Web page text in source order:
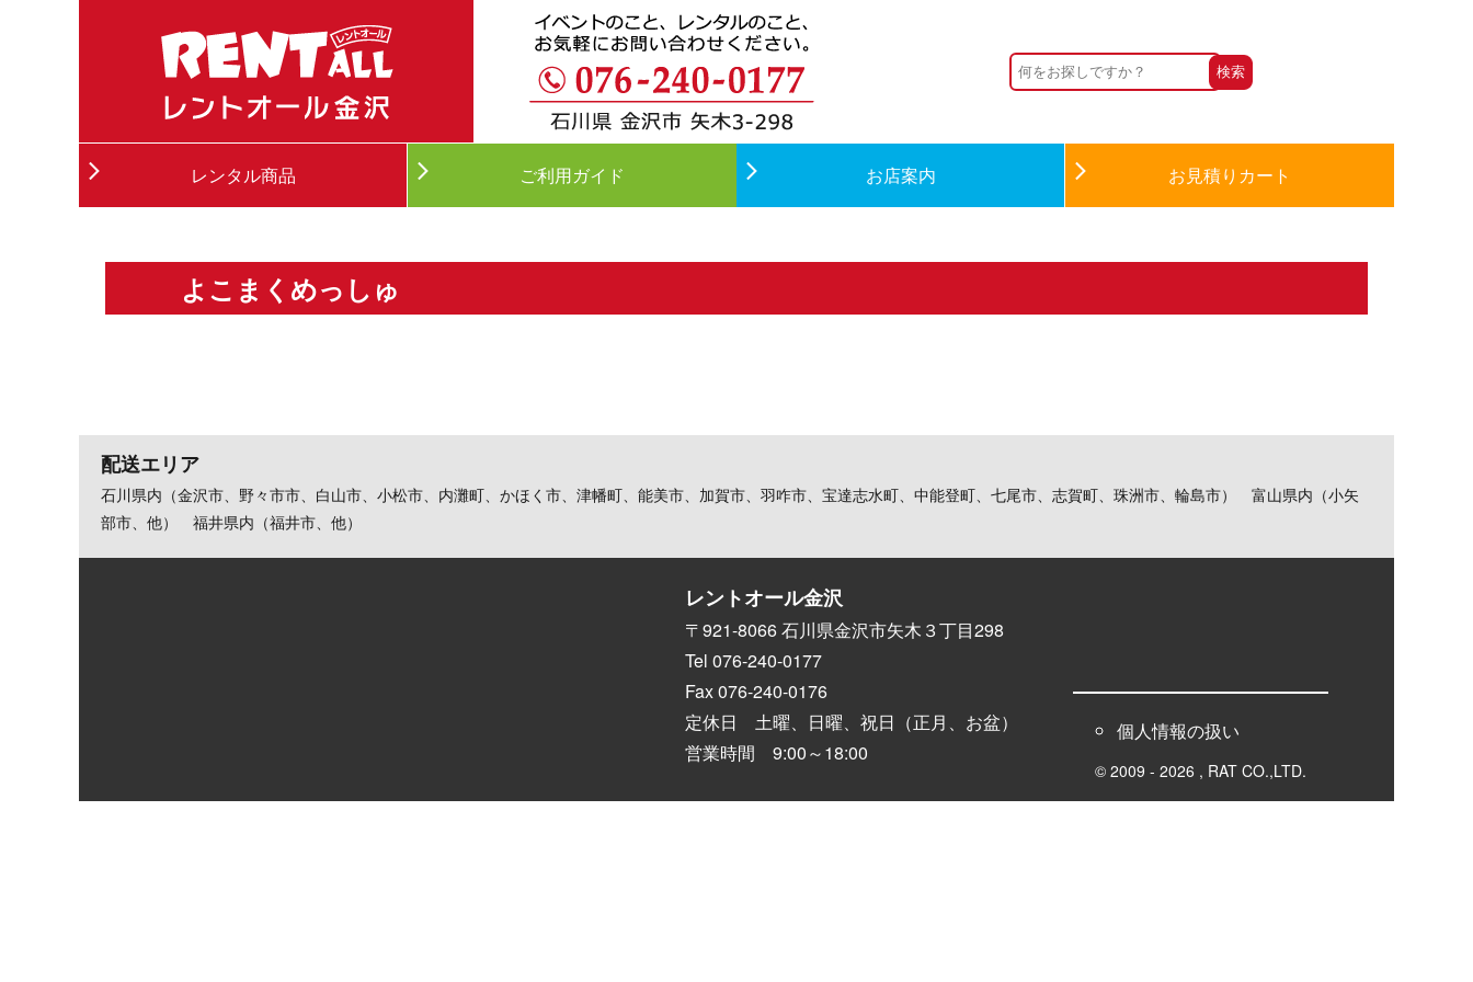
レンタル商品 ご利用ガイド お店案内 お見積りカート
よこまくめっしゅ
配送エリア
石川県内（金沢市、野々市市、白山市、小松市、内灘町、かほく市、津幡町、能美市、加賀市、羽咋市、宝達志水町、中能登町、七尾市、志賀町、珠洲市、輪島市） 富山県内（小矢
部市、他） 福井県内（福井市、他）
レントオール金沢
〒921-8066 石川県金沢市矢木３丁目298
Tel 076-240-0177
Fax 076-240-0176
定休日 土曜、日曜、祝日（正月、お盆）
営業時間 9:00～18:00
個人情報の扱い
© 2009 - 2026 , RAT CO.,LTD.